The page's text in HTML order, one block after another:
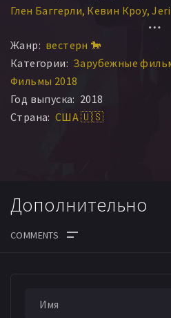
Глен Баггерли Кевин Кроу
Том Конкл
Matthew James McCarthy
Ларс Слинд Jerin Julia
Джефф Менденхолл
Майкл Дж. Уэлш
Жанр: вестерн 🐎
Категории: Зарубежные
Фильмы 2018
Год выпуска: 2018
Страна: США 🇺🇸
Дополнительно